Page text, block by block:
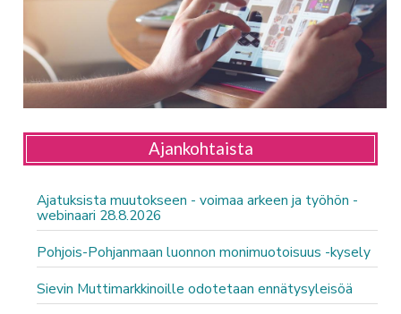
Ajankohtaista
Ajatuksista muutokseen - voimaa arkeen ja työhön -
webinaari 28.8.2026
Pohjois-Pohjanmaan luonnon monimuotoisuus -kysely
Sievin Muttimarkkinoille odotetaan ennätysyleisöä